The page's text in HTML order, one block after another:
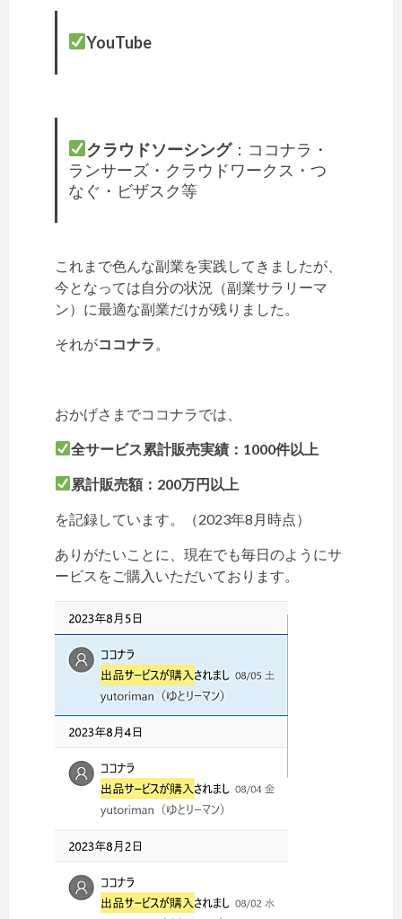
YouTube
クラウドソーシング：ココナラ・
ランサーズ・クラウドワークス・つ
なぐ・ビザスク等
これまで色んな副業を実践してきましたが、
今となっては自分の状況（副業サラリーマ
ン）に最適な副業だけが残りました。
それがココナラ
おかげさまでココナラでは、
全サービス累計販売実績：1000件以上
累計販売額：200万円以上
を記録しています。（2023年8月時点）
ありがたいことに、現在でも毎日のようにサ
ービスをご購入いただいております。